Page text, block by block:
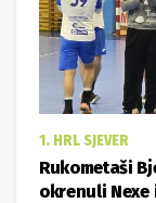
1. HRL SJEVER
Rukometaši
okrenuli